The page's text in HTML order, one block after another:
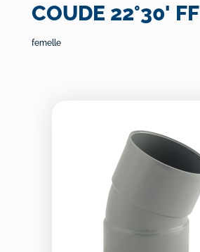
COUDE 22°30' FF
femelle